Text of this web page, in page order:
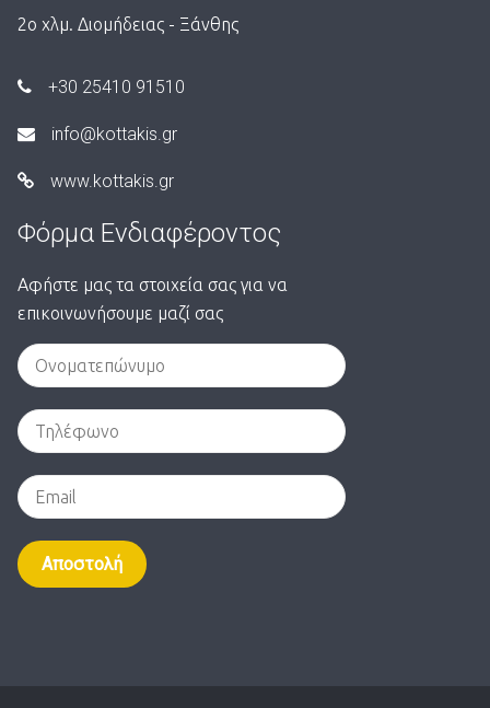
2ο χλμ. Διομήδειας - Ξάνθης
+30 25410 91510
info@kottakis.gr
www.kottakis.gr
Φόρμα Ενδιαφέροντος
Αφήστε μας τα στοιχεία σας για να
επικοινωνήσουμε μαζί σας